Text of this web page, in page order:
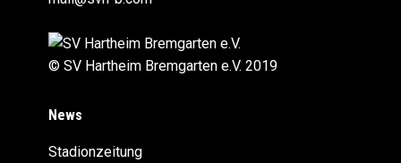
© SV Hartheim Bremgarten e.V. 2019
News
Stadionzeitung